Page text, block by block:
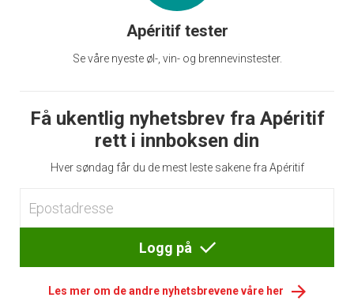
Apéritif tester
Se våre nyeste øl-, vin- og brennevinstester.
Få ukentlig nyhetsbrev fra Apéritif
rett i innboksen din
Hver søndag får du de mest leste sakene fra Apéritif
Logg på
Les mer om de andre nyhetsbrevene våre her